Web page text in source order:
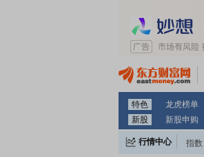
特色 龙虎榜单
新股
新股申购
行情中心 指数